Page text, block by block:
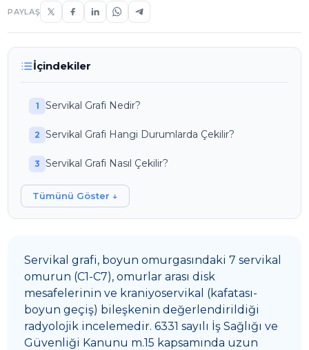
PAYLAŞ
İçindekiler
Servikal Grafi Nedir?
Servikal Grafi Hangi Durumlarda Çekilir?
Servikal Grafi Nasıl Çekilir?
Tümünü Göster ↓
Servikal grafi, boyun omurgasındaki 7 servikal
omurun (C1-C7), omurlar arası disk
mesafelerinin ve kraniyoservikal (kafatası-
boyun geçiş) bileşkenin değerlendirildiği
radyolojik incelemedir. 6331 sayılı İş Sağlığı ve
Güvenliği Kanunu m.15 kapsamında uzun